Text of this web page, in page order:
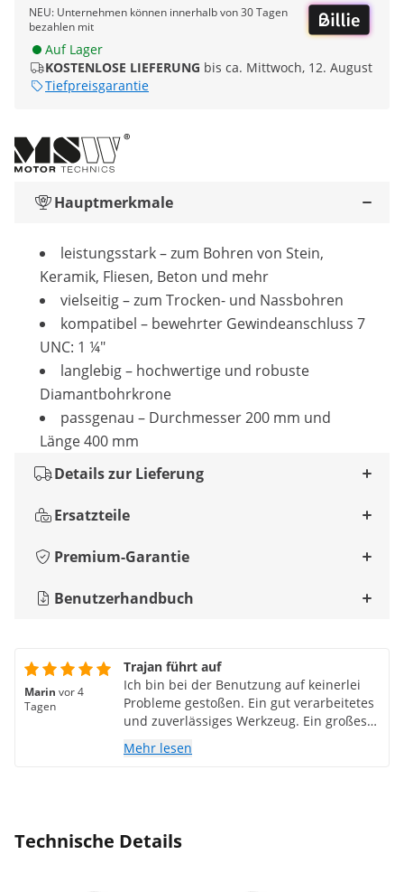
NEU: Unternehmen können innerhalb von 30 Tagen
bezahlen mit
Auf Lager
KOSTENLOSE LIEFERUNG bis ca. Mittwoch, 12. August
Tiefpreisgarantie
Hauptmerkmale
leistungsstark – zum Bohren von Stein,
Keramik, Fliesen, Beton und mehr
vielseitig – zum Trocken- und Nassbohren
kompatibel – bewehrter Gewindeanschluss 7
UNC: 1 ¼"
langlebig – hochwertige und robuste
Diamantbohrkrone
passgenau – Durchmesser 200 mm und
Länge 400 mm
Details zur Lieferung
Ersatzteile
Premium-Garantie
Benutzerhandbuch
Marin vor 4
Tagen
Trajan führt auf
Ich bin bei der Benutzung auf keinerlei
Probleme gestoßen. Ein gut verarbeitetes
und zuverlässiges Werkzeug. Ein großes
Lob an den Hersteller! Es ist seinen Preis
absolut wert.
Mehr lesen
Technische Details